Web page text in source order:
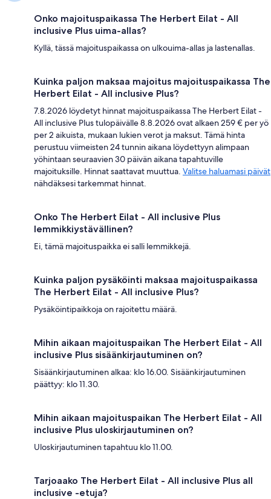
Onko majoituspaikassa The Herbert Eilat - All
inclusive Plus uima-allas?
Kyllä, tässä majoituspaikassa on ulkouima-allas ja lastenallas.
Kuinka paljon maksaa majoitus majoituspaikassa The
Herbert Eilat - All inclusive Plus?
7.8.2026 löydetyt hinnat majoituspaikassa The Herbert Eilat -
All inclusive Plus tulopäivälle 8.8.2026 ovat alkaen 259 € per yö
per 2 aikuista, mukaan lukien verot ja maksut. Tämä hinta
perustuu viimeisten 24 tunnin aikana löydettyyn alimpaan
yöhintaan seuraavien 30 päivän aikana tapahtuville
majoituksille. Hinnat saattavat muuttua. Valitse haluamasi päivät
nähdäksesi tarkemmat hinnat.
Onko The Herbert Eilat - All inclusive Plus
lemmikkiystävällinen?
Ei, tämä majoituspaikka ei salli lemmikkejä.
Kuinka paljon pysäköinti maksaa majoituspaikassa
The Herbert Eilat - All inclusive Plus?
Pysäköintipaikkoja on rajoitettu määrä.
Mihin aikaan majoituspaikan The Herbert Eilat - All
inclusive Plus sisäänkirjautuminen on?
Sisäänkirjautuminen alkaa: klo 16.00. Sisäänkirjautuminen
päättyy: klo 11.30.
Mihin aikaan majoituspaikan The Herbert Eilat - All
inclusive Plus uloskirjautuminen on?
Uloskirjautuminen tapahtuu klo 11.00.
Tarjoaako The Herbert Eilat - All inclusive Plus all
inclusive -etuja?